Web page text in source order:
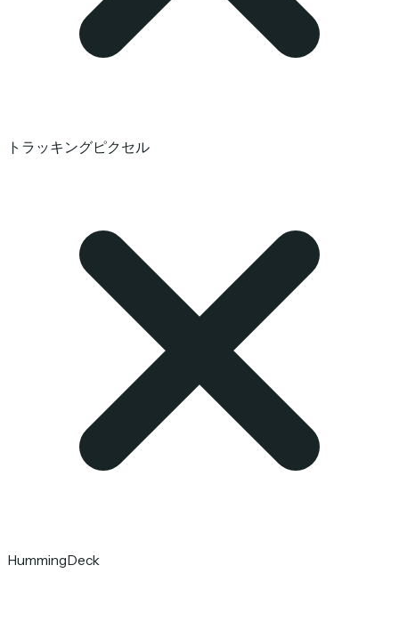
トラッキングピクセル
HummingDeck